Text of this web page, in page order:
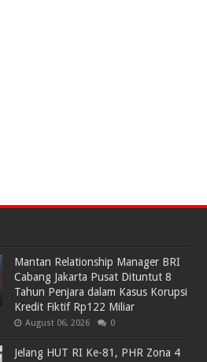
Mantan Relationship Manager BRI
Cabang Jakarta Pusat Dituntut 8
Tahun Penjara dalam Kasus Korupsi
Kredit Fiktif Rp122 Miliar
August 06, 2026 0
Jelang HUT RI Ke-81, PHR Zona 4